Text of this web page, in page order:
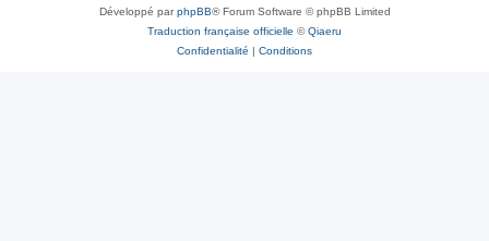
Développé parphpBB® Forum Software © phpBB Limited
Traduction française officielle ©Qiaeru
Confidentialité | Conditions